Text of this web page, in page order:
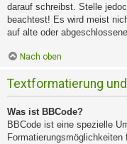
darauf schreibst. Stelle
beachtest! Es wird meist
auf alte oder
Nach oben
Textformatierung
Was ist BBCode?
BBCode ist eine spezielle